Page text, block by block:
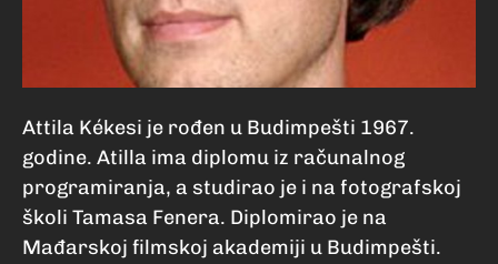
Attila Kékesi je rođen u Budimpešti 1967.
godine. Atilla ima diplomu iz računalnog
programiranja, a studirao je i na fotografskoj
školi Tamasa Fenera. Diplomirao je na
Mađarskoj filmskoj akademiji u Budimpešti.